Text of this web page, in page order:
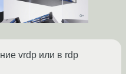
vrdp или в rdp